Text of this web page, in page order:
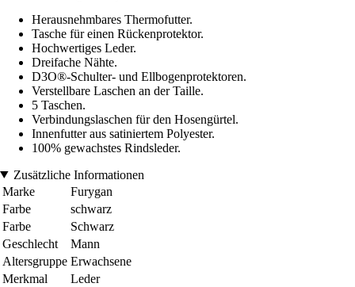
Herausnehmbares Thermofutter.
Tasche für einen Rückenprotektor.
Hochwertiges Leder.
Dreifache Nähte.
D3O®-Schulter- und Ellbogenprotektoren.
Verstellbare Laschen an der Taille.
5 Taschen.
Verbindungslaschen für den Hosengürtel.
Innenfutter aus satiniertem Polyester.
100% gewachstes Rindsleder.
Zusätzliche Informationen
Marke
Furygan
Farbe
schwarz
Farbe
Schwarz
Geschlecht
Mann
Altersgruppe Erwachsene
Merkmal
Leder